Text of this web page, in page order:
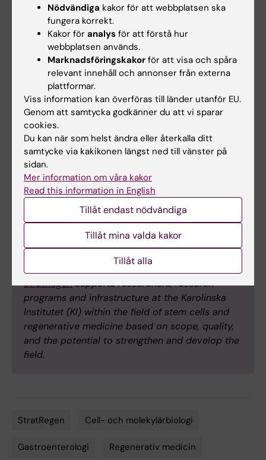
Enric Llorens Bobadilla
Biträdande Lektor
E-post:
enric.llorens@ki.se
Elif Eroglu
Senior Forskare
elif.eroglu@ki.se
StratRegensupports researchers, research
programs and infrastructure at the Karolinska
Institutet (KI) within the field of stem cells and
regenerative medicine based on scope, quality,
and the potential to strengthen and develop the
field.
StratRegen Cell- och molekylärbiologi
Gastroenterologi Regenerativ medicin
Nödvändiga kakor för att webbplatsen ska
fungera korrekt.
Kakor för analys för att förstå hur
webbplatsen används.
Marknadsföringskakor för att visa och spåra
relevant innehåll och annonser från externa
plattformar.
Viss information kan överföras till länder utanför EU.
Genom att samtycka godkänner du att vi sparar
cookies.
Du kan när som helst ändra eller återkalla ditt
samtycke via kakikonen längst ned till vänster på
sidan.
Mer information om våra kakor
Read this information in English
Tillåt endast nödvändiga
Tillåt mina valda kakor
Tillåt alla